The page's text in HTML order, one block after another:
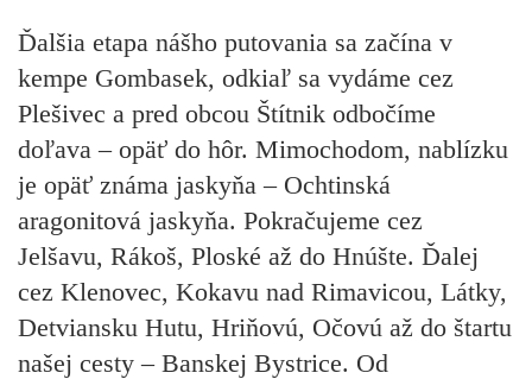
Ďalšia etapa nášho putovania sa začína v
kempe Gombasek, odkiaľ sa vydáme cez
Plešivec a pred obcou Štítnik odbočíme
doľava – opäť do hôr. Mimochodom, nablízku
je opäť známa jaskyňa – Ochtinská
aragonitová jaskyňa. Pokračujeme cez
Jelšavu, Rákoš, Ploské až do Hnúšte. Ďalej
cez Klenovec, Kokavu nad Rimavicou, Látky,
Detviansku Hutu, Hriňovú, Očovú až do štartu
našej cesty – Banskej Bystrice. Od